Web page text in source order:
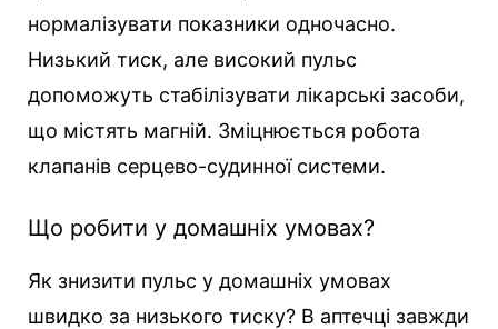
нормалізувати показники одночасно.
Низький тиск, але високий пульс
допоможуть стабілізувати лікарські засоби,
що містять магній. Зміцнюється робота
клапанів серцево-судинної системи.
Що робити у домашніх умовах?
Як знизити пульс у домашніх умовах
швидко за низького тиску? В аптечці завжди